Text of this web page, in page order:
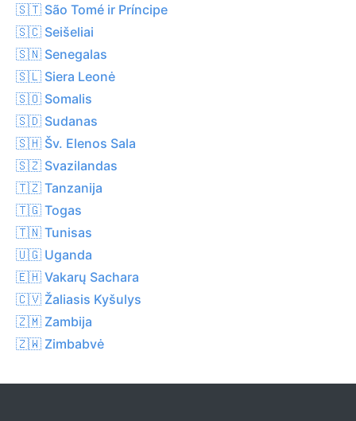
🇸🇹 São Tomé ir Príncipe
🇸🇨 Seišeliai
🇸🇳 Senegalas
🇸🇱 Siera Leonė
🇸🇴 Somalis
🇸🇩 Sudanas
🇸🇭 Šv. Elenos Sala
🇸🇿 Svazilandas
🇹🇿 Tanzanija
🇹🇬 Togas
🇹🇳 Tunisas
🇺🇬 Uganda
🇪🇭 Vakarų Sachara
🇨🇻 Žaliasis Kyšulys
🇿🇲 Zambija
🇿🇼 Zimbabvė